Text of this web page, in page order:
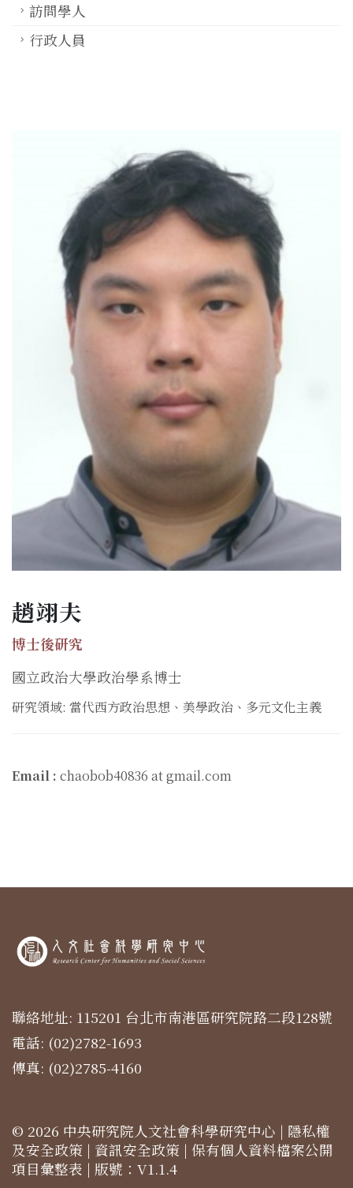
訪問學人
行政人員
趙翊夫
博士後研究
國立政治大學政治學系博士
研究領域: 當代西方政治思想、美學政治、多元文化主義
Email : chaobob40836 at gmail.com
聯絡地址: 115201 台北市南港區研究院路二段128號
電話: (02)2782-1693
傳真: (02)2785-4160
© 2026 中央研究院人文社會科學研究中心 | 隱私權
及安全政策 | 資訊安全政策 | 保有個人資料檔案公開
項目彙整表 | 版號：V1.1.4